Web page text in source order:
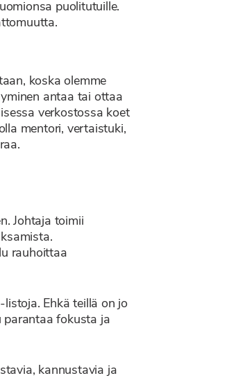
puolitutuille.
koska olemme
antaa tai ottaa
verkostossa koet
mentori, vertaistuki,
Johtaja toimii
rauhoittaa
Ehkä teillä on jo
parantaa fokusta ja
kannustavia ja